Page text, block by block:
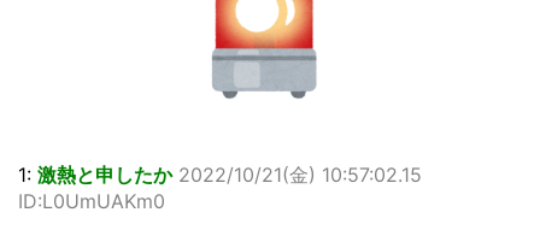
1: 激熱と申したか 2022/10/21(金) 10:57:02.15
ID:L0UmUAKm0